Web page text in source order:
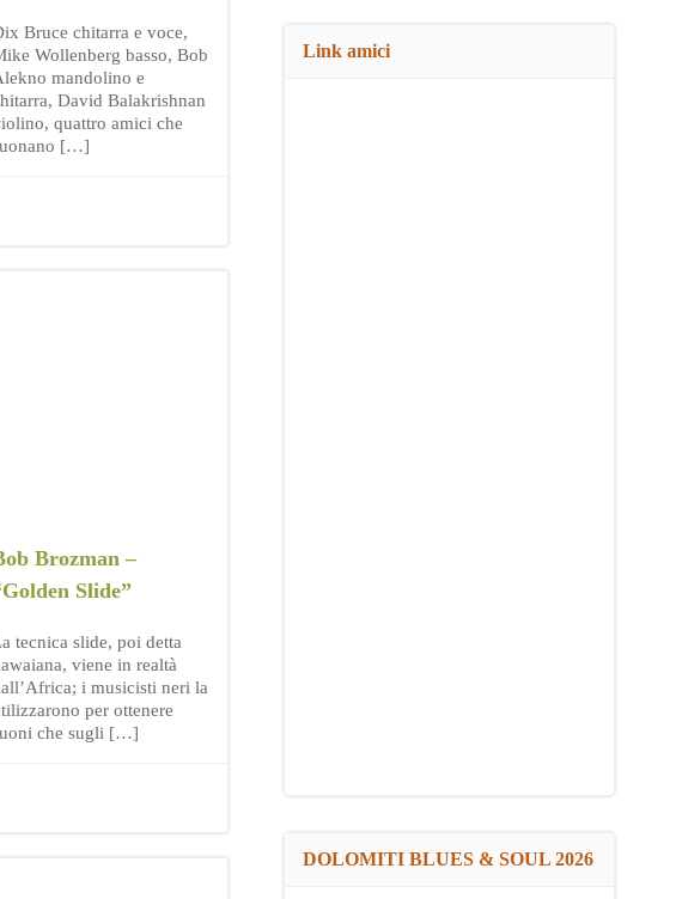
Bruce chitarra e voce,
Wollenberg basso, Bob
mandolino e
David Balakrishnan
quattro amici che
[…]
Brozman –
Slide”
tecnica slide, poi detta
viene in realtà
i musicisti neri la
per ottenere
che sugli […]
Link amici
DOLOMITI BLUES & SOUL 2026